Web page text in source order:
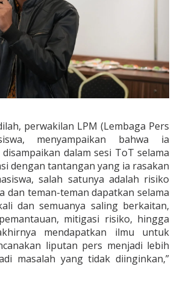
perwakilan LPM (Lembaga Pers
menyampaikan bahwa ia
dalam sesi ToT selama
dengan tantangan yang ia rasakan
salah satunya adalah risiko
dan teman-teman dapatkan selama
dan semuanya saling berkaitan,
mitigasi risiko, hingga
mendapatkan ilmu untuk
liputan pers menjadi lebih
masalah yang tidak diinginkan,”